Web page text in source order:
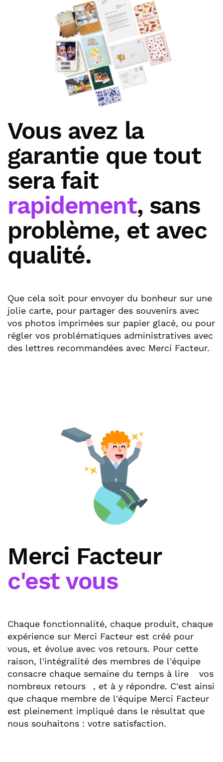
Vous avez la
garantie que tout
sera fait
rapidement, sans
problème, et avec
qualité.
Que cela soit pour envoyer du bonheur sur une
jolie carte, pour partager des souvenirs avec
vos photos imprimées sur papier glacé, ou pour
régler vos problématiques administratives avec
des lettres recommandées avec Merci Facteur.
Merci Facteur
c'est vous
Chaque fonctionnalité, chaque produit, chaque
expérience sur Merci Facteur est créé pour
vous, et évolue avec vos retours. Pour cette
raison, l'intégralité des membres de l'équipe
consacre chaque semaine du temps à lire
vos
nombreux retours
, et à y répondre. C'est ainsi
que chaque membre de l'équipe Merci Facteur
est pleinement impliqué dans le résultat que
nous souhaitons : votre satisfaction.